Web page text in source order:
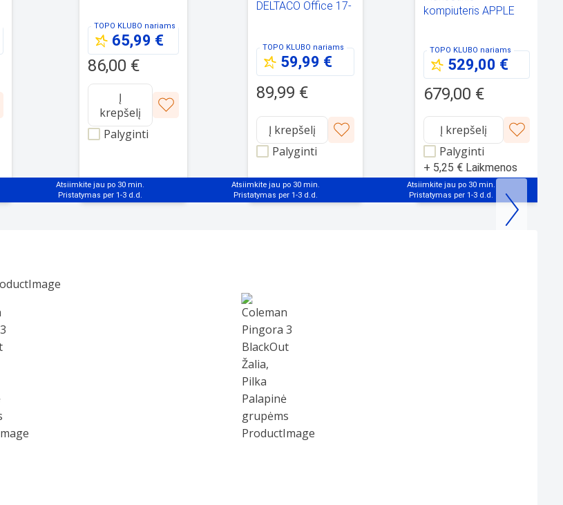
BHD530/00
TOPO KLUBO nariams
65,99 €
86,00 €
Atsiimkite jau po 30 min.
Į
krepšelį
Palyginti
DELTACO Office 17-
TOPO KLUBO nariams
59,99 €
89,99 €
Atsiimkite jau po 30 min.
Į krepšelį
Palyginti
kompiuteris APPLE
Grey 9th gen
TOPO KLUBO nariams
529,00 €
679,00 €
Atsiimkite jau po 30 min.
Į krepšelį
Palyginti
+ 5,25 € Laikmenos
mokestis